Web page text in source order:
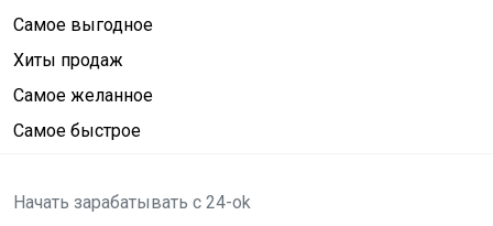
Самое выгодное
Хиты продаж
Самое желанное
Самое быстрое
Начать зарабатывать с 24-ok